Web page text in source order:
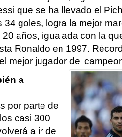
que se ha llevado el
34 goles, logra la mejor
años, igualada con la
Ronaldo en 1997.
mejor jugador del
a
por parte de
casi 300
a ir de